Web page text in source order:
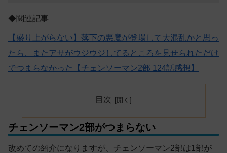
◆関連記事
【盛り上がらない】落下の悪魔が登場して大混乱かと思っ
たら、またアサがウジウジしてるところを見せられただけ
でつまらなかった【チェンソーマン2部 124話感想】
目次
チェンソーマン2部がつまらない
改めての紹介になりますが、チェンソーマン2部は1部が